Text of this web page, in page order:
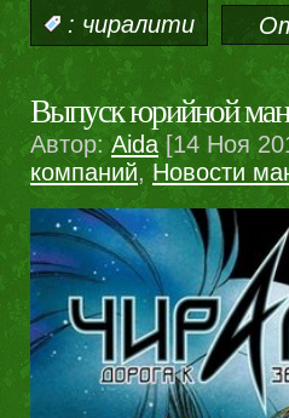
: чиралити
Выпуск юрийной
Автор: Aida[14 Ноя
компаний, Новости